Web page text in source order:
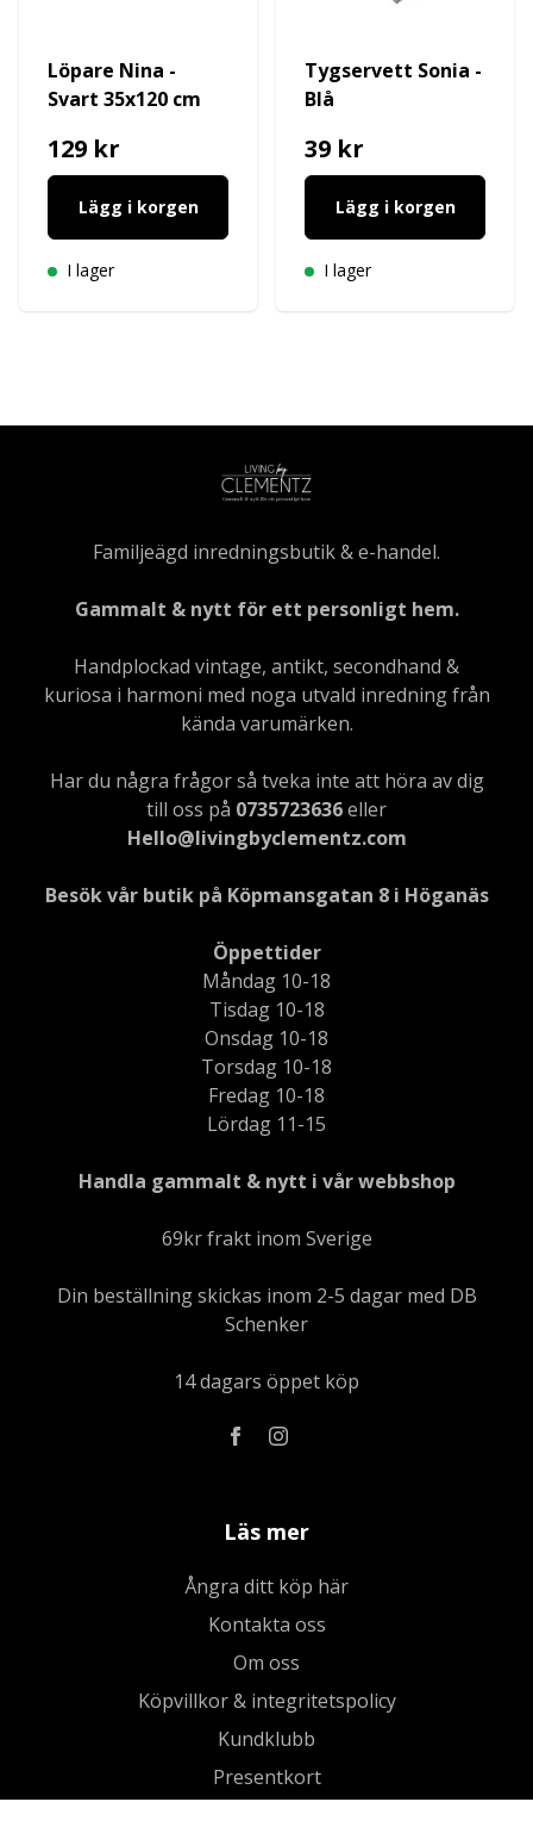
Löpare Nina -
Svart 35x120 cm
129 kr
Lägg i korgen
I lager
Tygservett Sonia -
Blå
39 kr
Lägg i korgen
I lager
Familjeägd inredningsbutik & e-handel.
Gammalt & nytt för ett personligt hem.
Handplockad vintage, antikt, secondhand &
kuriosa i harmoni med noga utvald inredning från
kända varumärken.
Har du några frågor så tveka inte att höra av dig
till oss på 0735723636eller
Hello@livingbyclementz.com
Besök vår butik på Köpmansgatan 8 i Höganäs
Öppettider
Måndag 10-18
Tisdag 10-18
Onsdag 10-18
Torsdag 10-18
Fredag 10-18
Lördag 11-15
Handla gammalt & nytt i vår webbshop
69kr frakt inom Sverige
Din beställning skickas inom 2-5 dagar med DB
Schenker
14 dagars öppet köp
Läs mer
Ångra ditt köp här
Kontakta oss
Om oss
Köpvillkor & integritetspolicy
Kundklubb
Presentkort